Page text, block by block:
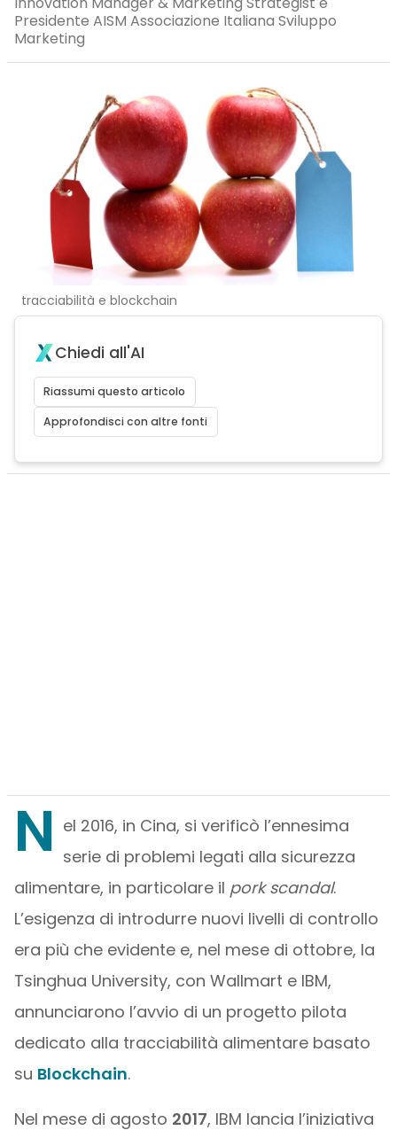
Presidente AISM Associazione Italiana Sviluppo
Marketing
tracciabilità e blockchain
Chiedi all'AI
Riassumi questo articolo
Approfondisci con altre fonti
N el 2016, in Cina, si verificò l’ennesima
serie di problemi legati alla sicurezza
alimentare, in particolare il pork scandal.
L’esigenza di introdurre nuovi livelli di controllo
era più che evidente e, nel mese di ottobre, la
Tsinghua University, con Wallmart e IBM,
annunciarono l’avvio di un progetto pilota
dedicato alla tracciabilità alimentare basato
su Blockchain.
Nel mese di agosto 2017, IBM lancia l’iniziativa